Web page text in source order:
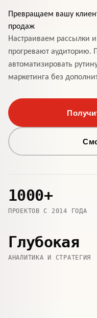
Превращаем вашу
продаж
Настраиваем рассылки
прогревают аудиторию.
автоматизировать
маркетинга без
1000+
ПРОЕКТОВ С 2014 ГОДА
Глубокая
АНАЛИТИКА И СТРАТЕГИЯ